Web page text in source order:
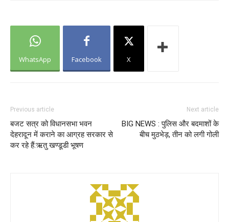
WhatsApp Facebook X
Previous article
बजट सत्र को विधानसभा भवन
देहरादून में कराने का आग्रह सरकार से
कर रहे हैं:ऋतु खण्डूडी भूषण
Next article
BIG NEWS : पुलिस और बदमाशों के
बीच मुठभेड़, तीन को लगी गोली